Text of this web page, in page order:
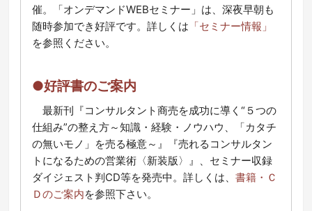
催。「オンデマンドWEBセミナー」は、深夜早朝も
随時参加でき好評です。詳しくは 「セミナー情報」
を参照ください。
●好評書のご案内
最新刊『コンサルタント商売を成功に導く“５つの
仕組み”の整え方～知識・経験・ノウハウ、「カタチ
の無いモノ」を売る極意～』『売れるコンサルタン
トになるための営業術〈新装版〉』、セミナー収録
ダイジェスト判CD等を発売中。詳しくは、書籍・Ｃ
Ｄのご案内を参照下さい。